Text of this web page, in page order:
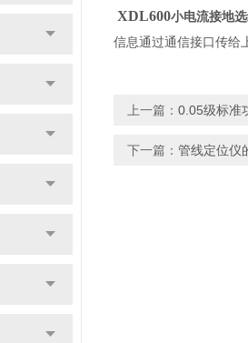
XDL600小电流接地
信息通过通信接口传给
上一篇： 0.05级标准
下一篇： 管线定位仪